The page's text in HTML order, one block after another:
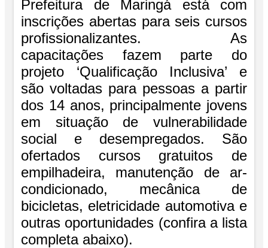
Prefeitura de Maringá está com
inscrições abertas para seis cursos
profissionalizantes. As
capacitações fazem parte do
projeto ‘Qualificação Inclusiva’ e
são voltadas para pessoas a partir
dos 14 anos, principalmente jovens
em situação de vulnerabilidade
social e desempregados. São
ofertados cursos gratuitos de
empilhadeira, manutenção de ar-
condicionado, mecânica de
bicicletas, eletricidade automotiva e
outras oportunidades (confira a lista
completa abaixo).